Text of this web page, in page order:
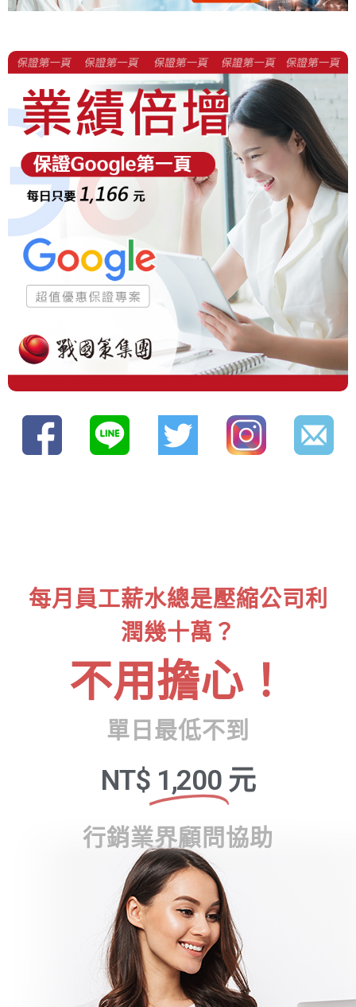
每月員工薪水總是壓縮公司利
潤幾十萬？
不用擔心！
單日最低不到
NT$ 1,200 元
行銷業界顧問協助